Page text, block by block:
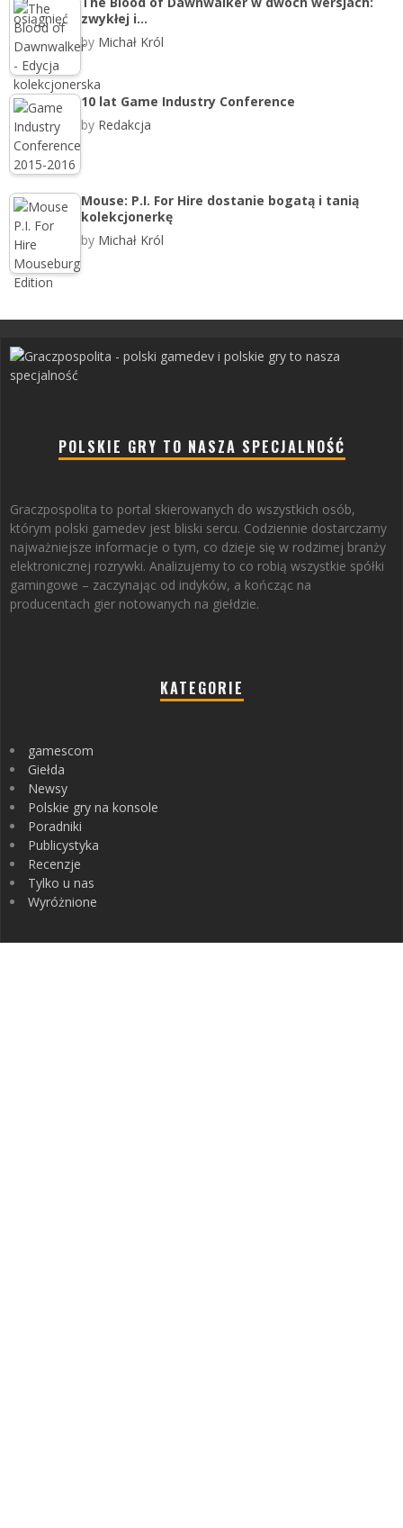
zwykłej i…
by Michał Król
10 lat Game Industry Conference
by Redakcja
Mouse: P.I. For Hire dostanie bogatą i tanią
kolekcjonerkę
by Michał Król
POLSKIE GRY TO NASZA SPECJALNOŚĆ
Graczpospolita to portal skierowanych do wszystkich osób,
którym polski gamedev jest bliski sercu. Codziennie dostarczamy
najważniejsze informacje o tym, co dzieje się w rodzimej branży
elektronicznej rozrywki. Analizujemy to co robią wszystkie spółki
gamingowe – zaczynając od indyków, a kończąc na
producentach gier notowanych na giełdzie.
KATEGORIE
gamescom
Giełda
Newsy
Polskie gry na konsole
Poradniki
Publicystyka
Recenzje
Tylko u nas
Wyróżnione